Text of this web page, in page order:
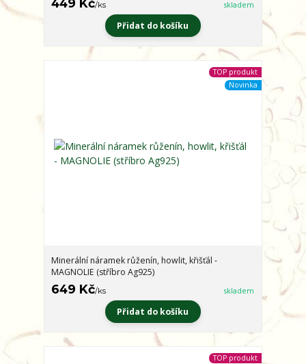
449 Kč/ks skladem
Přidat do košíku
TOP produkt
Novinka
Minerální náramek růženín, howlit, křišťál -
MAGNOLIE (stříbro Ag925)
649 Kč/ks skladem
Přidat do košíku
TOP produkt